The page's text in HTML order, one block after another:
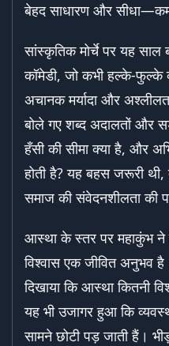
बेहद साधारण और सीधा—कम
सांस्कृतिक मोर्चे पर यह
कॉमेडी, जो कभी हल्के-फुल्के
अचानक मर्यादा और
बोले गए शब्द अदालतों
हँसी की सीमा क्या है, और
होती है? यह बहस जरूरी थी,
समाज की संवेदनशीलता की
आस्था के स्तर पर महाकुंभ ने
विश्वास एक जीवित अनुभव
दिखाया कि आस्था कितनी
यह भी उजागर हुआ कि
सामने छोटी पड़ जाती हैं।